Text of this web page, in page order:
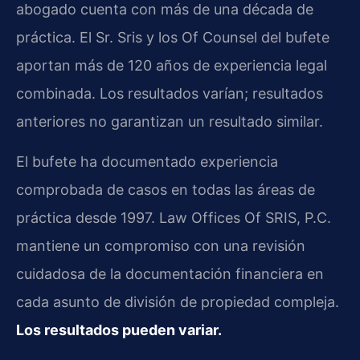
abogado cuenta con más de una década de
práctica. El Sr. Sris y los Of Counsel del bufete
aportan más de 120 años de experiencia legal
combinada. Los resultados varían; resultados
anteriores no garantizan un resultado similar.
El bufete ha documentado experiencia
comprobada de casos en todas las áreas de
práctica desde 1997. Law Offices Of SRIS, P.C.
mantiene un compromiso con una revisión
cuidadosa de la documentación financiera en
cada asunto de división de propiedad compleja.
Los resultados pueden variar.